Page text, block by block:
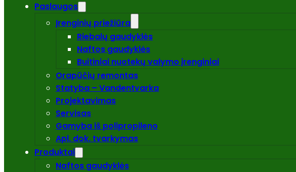
Paslaugos
Įrenginių priežiūra
Riebalų gaudyklės
Naftos gaudyklės
Buitiniai nuotekų valymo įrenginiai
Orapūčių remontas
Statyba – Vandentvarka
Projektavimas
Servisas
Gamyba iš polipropileno
Apl. dok. tvarkymas
Produktai
Naftos gaudyklės